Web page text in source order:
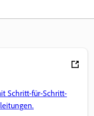
Schritt-für-Schritt-